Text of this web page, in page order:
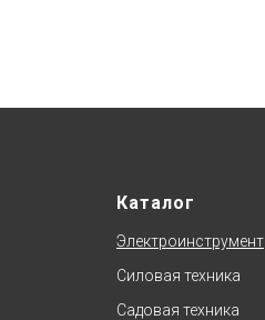
Каталог
Электроинструмент
Силовая техника
Садовая техника